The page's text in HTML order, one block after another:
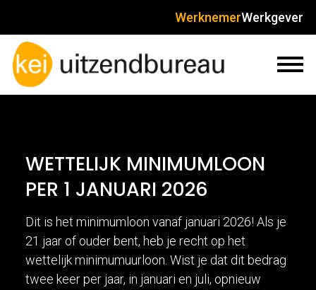
WerknemerWerkgever
WETTELIJK MINIMUMLOON
PER 1 JANUARI 2026
Dit is het minimumloon vanaf januari 2026! Als je
21 jaar of ouder bent, heb je recht op het
wettelijk minimumuurloon. Wist je dat dit bedrag
twee keer per jaar, in januari en juli, opnieuw